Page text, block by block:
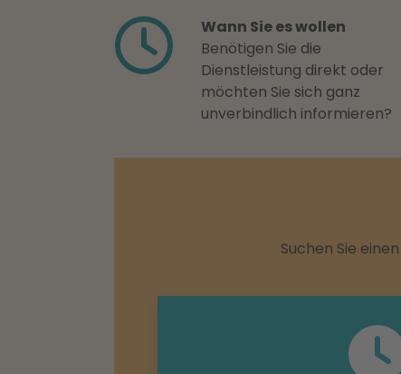
Wann Sie es wollen
Benötigen Sie die
Dienstleistung direkt oder
möchten Sie sich ganz
unverbindlich informieren?
Suchen Sie